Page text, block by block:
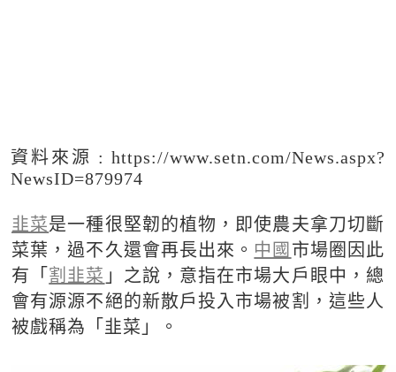
資料來源 : https://www.setn.com/News.aspx?
NewsID=879974
韭菜是一種很堅韌的植物，即使農夫拿刀切斷
菜葉，過不久還會再長出來。 中國 市場圈因此
有「 割韭菜 」之說，意指在市場大戶眼中，總
會有源源不絕的新散戶投入市場被割，這些人
被戲稱為「韭菜」。